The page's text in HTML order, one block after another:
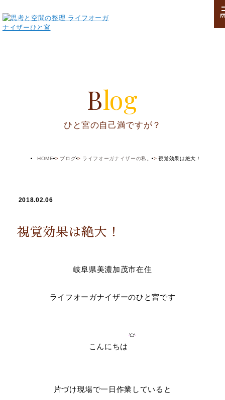
Blog
ひと宮の自己満ですが？
HOME ブログ ライフオーガナイザーの私。 視覚効果は絶大！
2018.02.06
視覚効果は絶大！
岐阜県美濃加茂市在住
ライフオーガナイザーのひと宮です
こんにちは
片づけ現場で一日作業していると